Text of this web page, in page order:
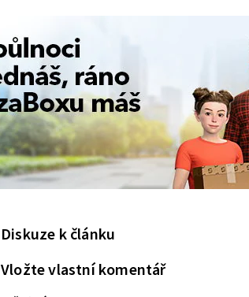
Diskuze k článku
Vložte vlastní komentář